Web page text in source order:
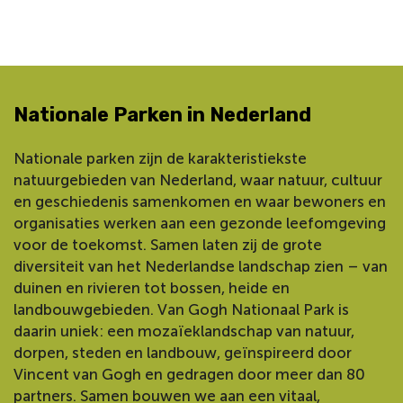
Nationale Parken in Nederland
Nationale parken zijn de karakteristiekste
natuurgebieden van Nederland, waar natuur, cultuur
en geschiedenis samenkomen en waar bewoners en
organisaties werken aan een gezonde leefomgeving
voor de toekomst. Samen laten zij de grote
diversiteit van het Nederlandse landschap zien – van
duinen en rivieren tot bossen, heide en
landbouwgebieden. Van Gogh Nationaal Park is
daarin uniek: een mozaïeklandschap van natuur,
dorpen, steden en landbouw, geïnspireerd door
Vincent van Gogh en gedragen door meer dan 80
partners. Samen bouwen we aan een vitaal,